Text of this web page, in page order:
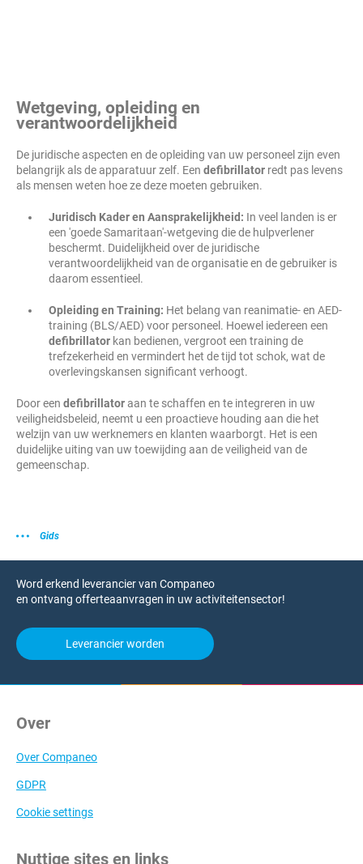
Wetgeving, opleiding en
verantwoordelijkheid
De juridische aspecten en de opleiding van uw personeel zijn even
belangrijk als de apparatuur zelf. Een defibrillator redt pas levens
als mensen weten hoe ze deze moeten gebruiken.
Juridisch Kader en Aansprakelijkheid: In veel landen is er
een 'goede Samaritaan'-wetgeving die de hulpverlener
beschermt. Duidelijkheid over de juridische
verantwoordelijkheid van de organisatie en de gebruiker is
daarom essentieel.
Opleiding en Training: Het belang van reanimatie- en AED-
training (BLS/AED) voor personeel. Hoewel iedereen een
defibrillator kan bedienen, vergroot een training de
trefzekerheid en vermindert het de tijd tot schok, wat de
overlevingskansen significant verhoogt.
Door een defibrillatoraan te schaffen en te integreren in uw
veiligheidsbeleid, neemt u een proactieve houding aan die het
welzijn van uw werknemers en klanten waarborgt. Het is een
duidelijke uiting van uw toewijding aan de veiligheid van de
gemeenschap.
Gids
Word erkend leverancier van Companeo
en ontvang offerteaanvragen in uw activiteitensector!
Leverancier worden
Over
Over Companeo
GDPR
Cookie settings
Nuttige sites en links